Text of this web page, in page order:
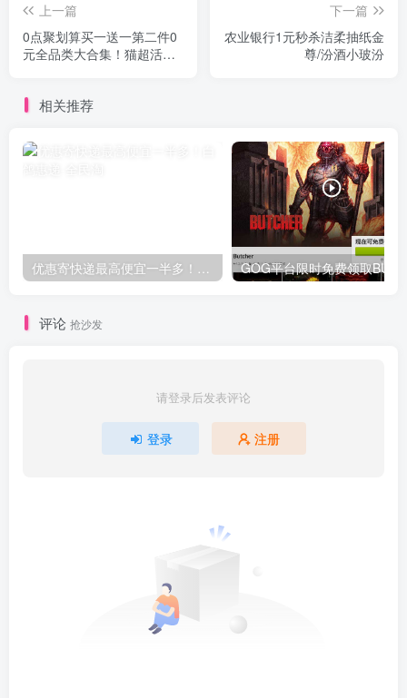
上一篇
0点聚划算买一送一第二件0
元全品类大合集！猫超活动
下一篇
农业银行1元秒杀洁柔抽纸金
尊/汾酒小玻汾
相关推荐
优惠寄快递最高便宜一半多！白鸽惠递
评论 抢沙发
请登录后发表评论
登录 注册